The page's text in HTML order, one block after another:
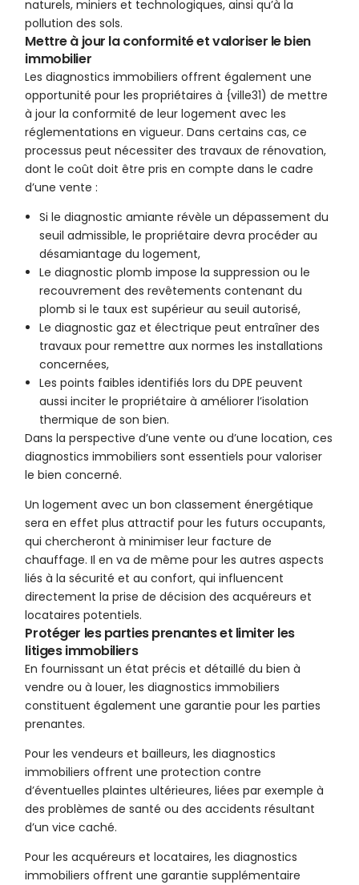
naturels, miniers et technologiques, ainsi qu’à la
pollution des sols.
Mettre à jour la conformité et valoriser le bien
immobilier
Les diagnostics immobiliers offrent également une
opportunité pour les propriétaires à {ville31) de mettre
à jour la conformité de leur logement avec les
réglementations en vigueur. Dans certains cas, ce
processus peut nécessiter des travaux de rénovation,
dont le coût doit être pris en compte dans le cadre
d’une vente :
Si le diagnostic amiante révèle un dépassement du
seuil admissible, le propriétaire devra procéder au
désamiantage du logement,
Le diagnostic plomb impose la suppression ou le
recouvrement des revêtements contenant du
plomb si le taux est supérieur au seuil autorisé,
Le diagnostic gaz et électrique peut entraîner des
travaux pour remettre aux normes les installations
concernées,
Les points faibles identifiés lors du DPE peuvent
aussi inciter le propriétaire à améliorer l’isolation
thermique de son bien.
Dans la perspective d’une vente ou d’une location, ces
diagnostics immobiliers sont essentiels pour valoriser
le bien concerné.
Un logement avec un bon classement énergétique
sera en effet plus attractif pour les futurs occupants,
qui chercheront à minimiser leur facture de
chauffage. Il en va de même pour les autres aspects
liés à la sécurité et au confort, qui influencent
directement la prise de décision des acquéreurs et
locataires potentiels.
Protéger les parties prenantes et limiter les
litiges immobiliers
En fournissant un état précis et détaillé du bien à
vendre ou à louer, les diagnostics immobiliers
constituent également une garantie pour les parties
prenantes.
Pour les vendeurs et bailleurs, les diagnostics
immobiliers offrent une protection contre
d’éventuelles plaintes ultérieures, liées par exemple à
des problèmes de santé ou des accidents résultant
d’un vice caché.
Pour les acquéreurs et locataires, les diagnostics
immobiliers offrent une garantie supplémentaire